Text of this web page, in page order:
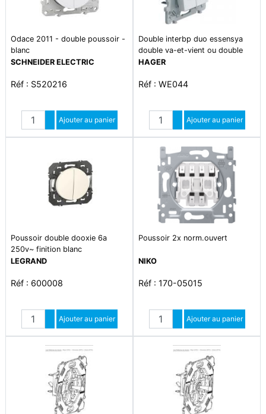
Odace 2011 - double poussoir -
blanc
SCHNEIDER ELECTRIC
Réf : S520216
Quantité
Augmenter quantité
Diminuer quantité
Ajouter au panier
Double interbp duo essensya
double va-et-vient ou double
poussoir pure
HAGER
Réf : WE044
Quantité
Augmenter quantité
Diminuer quantité
Ajouter au panier
Poussoir double dooxie 6a
250v~ finition blanc
LEGRAND
Réf : 600008
Quantité
Augmenter quantité
Diminuer quantité
Ajouter au panier
Poussoir 2x norm.ouvert
NIKO
Réf : 170-05015
Quantité
Augmenter quantité
Diminuer quantité
Ajouter au panier